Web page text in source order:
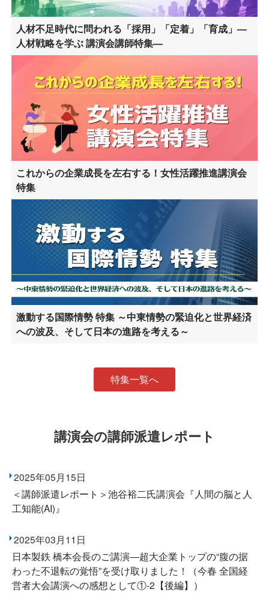
人材不足時代に問われる「採用」「定着」「育成」―
人材戦略を学ぶ 講演会講師特集―
これからの企業成長を左右する！女性活躍推進講演会
特集
激動する国際情勢 特集 ～中東情勢の緊迫化と世界経済
への波及、そして日本の進路を考える～
特集一覧へ
講演会の講師派遣レポート
2025年05月15日
＜講師派遣レポート＞池谷裕二氏講演会『人間の脳と人
工知能(AI)』
2025年03月11日
日本製鉄 橋本会長のご講演―超大企業トップの“腹の据
わった不退転の覚悟”を受け取りました！（今春 全国経
営者大会講演への感想として①-2【後編】）